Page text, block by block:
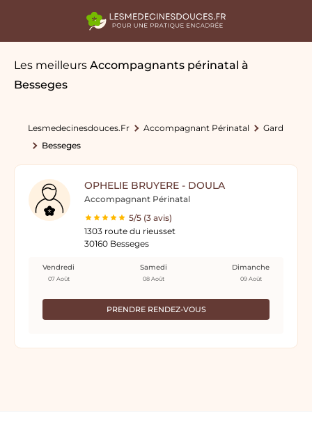
Les meilleurs Accompagnants périnatal à
Besseges
Lesmedecinesdouces.fr Accompagnant Périnatal
Gard
Besseges
OPHELIE BRUYERE - DOULA
Accompagnant Périnatal
5/5 (3 avis)
1303 route du rieusset
30160 Besseges
PRENDRE RENDEZ-VOUS
Vendredi
07 Août
Samedi
08 Août
Dimanche
09 Août